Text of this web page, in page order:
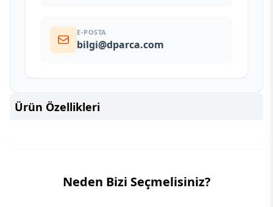
E-POSTA
bilgi@dparca.com
Ürün Özellikleri
Neden Bizi Seçmelisiniz?